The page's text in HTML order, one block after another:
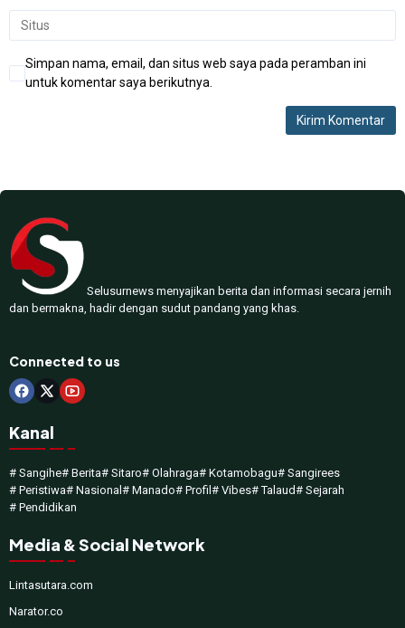
Simpan nama, email, dan situs web saya pada peramban ini
untuk komentar saya berikutnya.
Selusurnews menyajikan berita dan informasi secara jernih
dan bermakna, hadir dengan sudut pandang yang khas.
Connected to us
Kanal
# Sangihe# Berita# Sitaro# Olahraga# Kotamobagu# Sangirees
# Peristiwa# Nasional# Manado# Profil# Vibes# Talaud# Sejarah
# Pendidikan
Media & Social Network
Lintasutara.com
Narator.co